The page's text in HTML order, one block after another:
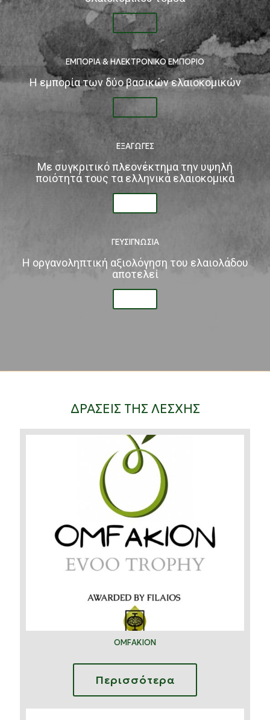
ΕΜΠΟΡΙΑ & ΗΛΕΚΤΡΟΝΙΚΟ ΕΜΠΟΡΙΟ
Η εμπορία των δύο βασικών ελαιοκομικών
ΕΞΑΓΩΓΕΣ
Με συγκριτικό πλεονέκτημα την υψηλή
ποιότητά τους τα ελληνικά ελαιοκομικά
ΓΕΥΣΙΓΝΩΣΙΑ
Η οργανοληπτική αξιολόγηση του ελαιολάδου
αποτελεί
ΔΡΑΣΕΙΣ ΤΗΣ ΛΕΣΧΗΣ
OMFAKION
Περισσότερα